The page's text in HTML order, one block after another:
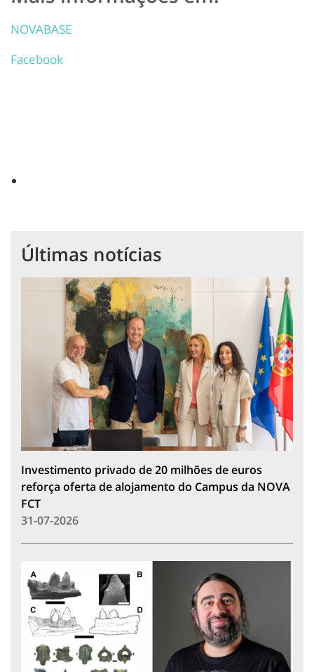
NOVABASE
Facebook
Últimas notícias
Investimento privado de 20 milhões de euros
reforça oferta de alojamento do Campus da NOVA
FCT
31-07-2026